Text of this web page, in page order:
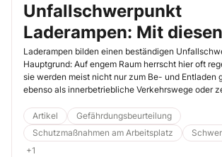
Unfallschwerpunkt
Laderampen: Mit
Maßnahmenpaketen
für Sicherheit
Laderampen bilden einen beständigen
Hauptgrund: Auf engem Raum herrscht hier oft
sie werden meist nicht nur zum Be- und Entladen
ebenso als innerbetriebliche Verkehrswege oder
stehen beim Unfallgeschehen an erster Stelle.
Folgenden, wie Sie als Sifa diese Gefahren durch
Bereichen systematisch entschärfen.
Artikel
Gefährdungsbeurteilung
Schutzmaßnahmen am Arbeitsplatz
+1